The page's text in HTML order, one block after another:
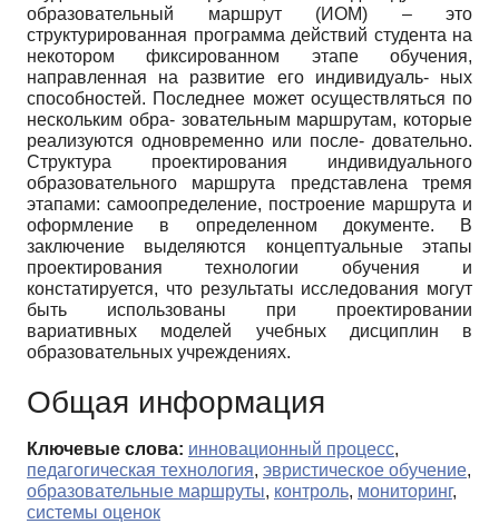
образовательный маршрут (ИОМ) – это
структурированная программа действий студента на
некотором фиксированном этапе обучения,
направленная на развитие его индивидуаль- ных
способностей. Последнее может осуществляться по
нескольким обра- зовательным маршрутам, которые
реализуются одновременно или после- довательно.
Структура проектирования индивидуального
образовательного маршрута представлена тремя
этапами: самоопределение, построение маршрута и
оформление в определенном документе. В
заключение выделяются концептуальные этапы
проектирования технологии обучения и
констатируется, что результаты исследования могут
быть использованы при проектировании
вариативных моделей учебных дисциплин в
образовательных учреждениях.
Общая информация
Ключевые слова: инновационный процесс,
педагогическая технология, эвристическое обучение,
образовательные маршруты, контроль, мониторинг,
системы оценок